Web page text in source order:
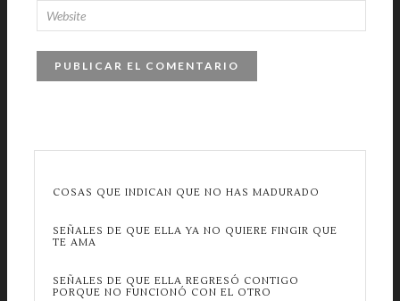
COSAS QUE INDICAN QUE NO HAS MADURADO
SEÑALES DE QUE ELLA YA NO QUIERE FINGIR QUE
TE AMA
SEÑALES DE QUE ELLA REGRESÓ CONTIGO
PORQUE NO FUNCIONÓ CON EL OTRO